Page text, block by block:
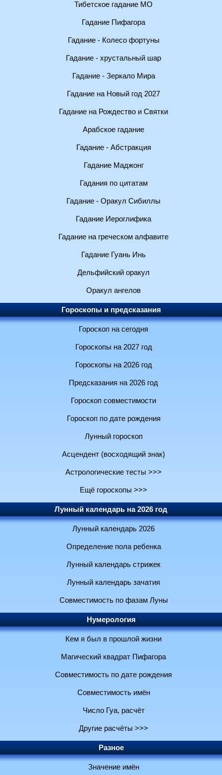
Тибетское гадание МО
Гадание Пифагора
Гадание - Колесо фортуны
Гадание - хрустальный шар
Гадание - Зеркало Мира
Гадание на Новый год 2027
Гадание на Рождество и Святки
Арабское гадание
Гадание - Абстракция
Гадание Маджонг
Гадания по цитатам
Гадание - Оракул Сибиллы
Гадание Иероглифика
Гадание на греческом алфавите
Гадание Гуань Инь
Дельфийский оракул
Оракул ангелов
Гороскопы и предсказания
Гороскоп на сегодня
Гороскопы на 2027 год
Гороскопы на 2026 год
Предсказания на 2026 год
Гороскоп совместимости
Гороскоп по дате рождения
Лунный гороскоп
Асцендент (восходящий знак)
Астрологические тесты >>>
Ещё гороскопы >>>
Лунный календарь на 2026 год
Лунный календарь 2026
Определение пола ребенка
Лунный календарь стрижек
Лунный календарь зачатия
Совместимость по фазам Луны
Нумерология
Кем я был в прошлой жизни
Магический квадрат Пифагора
Совместимость по дате рождения
Совместимость имён
Число Гуа, расчёт
Другие расчёты >>>
Разное
Значение имён